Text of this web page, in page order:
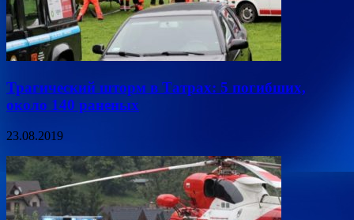
Трагический шторм в Татрах: 5 погибших,
около 140 раненых
23.08.2019